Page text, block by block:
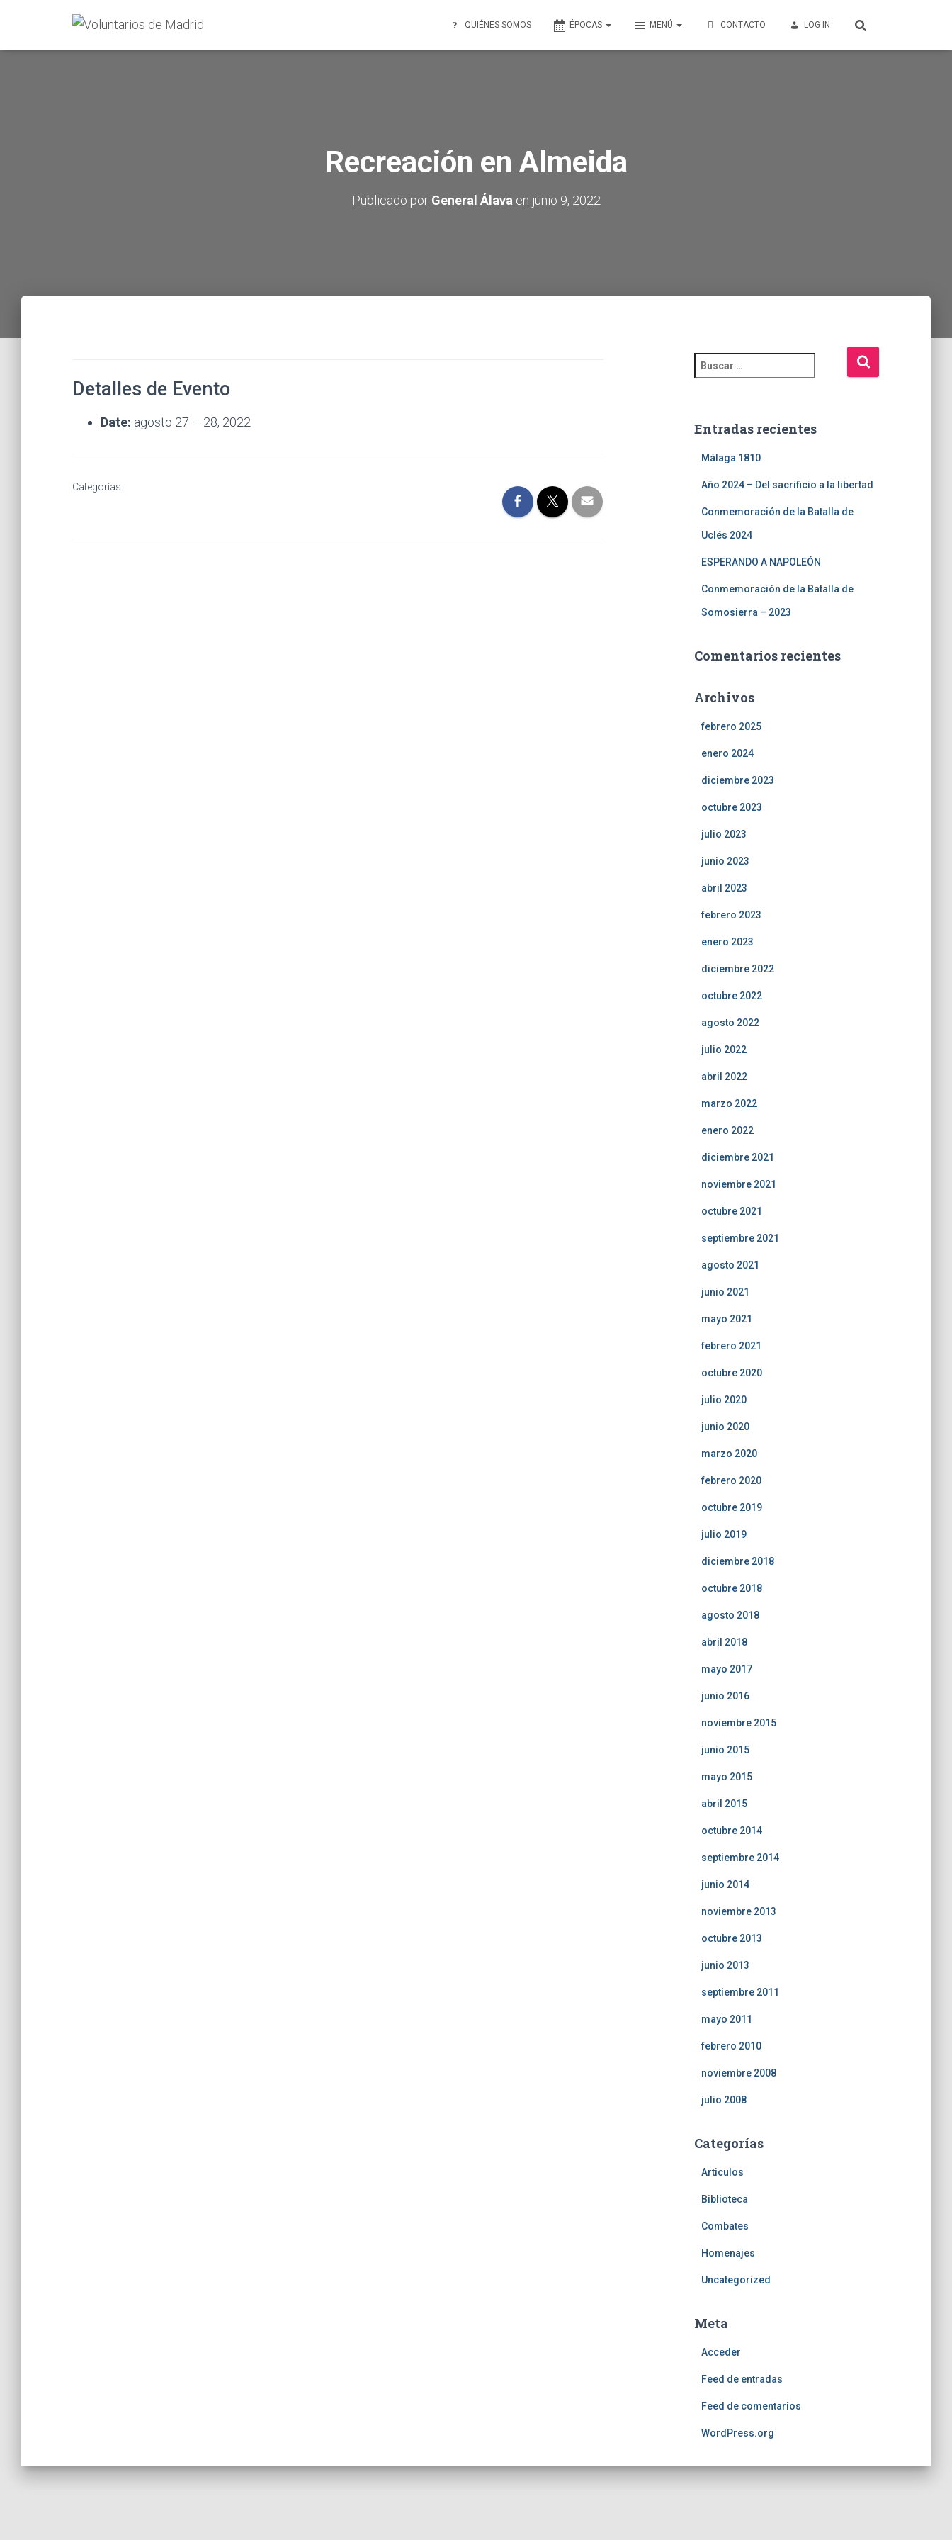
QUIÉNES SOMOS ÉPOCAS MENÚ CONTACTO LOG IN
Recreación en Almeida
Publicado por General Álava en junio 9, 2022
Detalles de Evento
Date: agosto 27 – 28, 2022
Categorías:
Entradas recientes
Málaga 1810
Año 2024 – Del sacrificio a la libertad
Conmemoración de la Batalla de
Uclés 2024
ESPERANDO A NAPOLEÓN
Conmemoración de la Batalla de
Somosierra – 2023
Comentarios recientes
Archivos
febrero 2025
enero 2024
diciembre 2023
octubre 2023
julio 2023
junio 2023
abril 2023
febrero 2023
enero 2023
diciembre 2022
octubre 2022
agosto 2022
julio 2022
abril 2022
marzo 2022
enero 2022
diciembre 2021
noviembre 2021
octubre 2021
septiembre 2021
agosto 2021
junio 2021
mayo 2021
febrero 2021
octubre 2020
julio 2020
junio 2020
marzo 2020
febrero 2020
octubre 2019
julio 2019
diciembre 2018
octubre 2018
agosto 2018
abril 2018
mayo 2017
junio 2016
noviembre 2015
junio 2015
mayo 2015
abril 2015
octubre 2014
septiembre 2014
junio 2014
noviembre 2013
octubre 2013
junio 2013
septiembre 2011
mayo 2011
febrero 2010
noviembre 2008
julio 2008
Categorías
Articulos
Biblioteca
Combates
Homenajes
Uncategorized
Meta
Acceder
Feed de entradas
Feed de comentarios
WordPress.org